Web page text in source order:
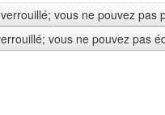
vous ne pouvez pas
vous ne pouvez pas